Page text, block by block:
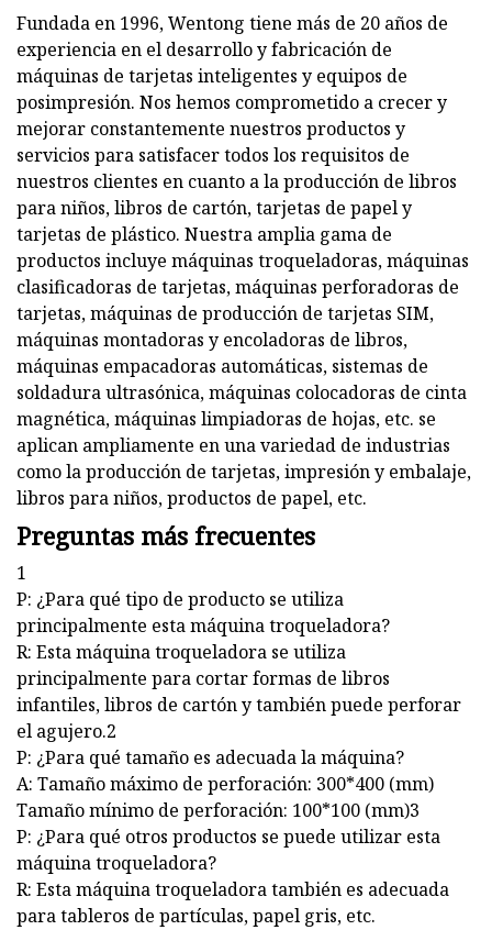
Fundada en 1996, Wentong tiene más de 20 años de
experiencia en el desarrollo y fabricación de
máquinas de tarjetas inteligentes y equipos de
posimpresión. Nos hemos comprometido a crecer y
mejorar constantemente nuestros productos y
servicios para satisfacer todos los requisitos de
nuestros clientes en cuanto a la producción de libros
para niños, libros de cartón, tarjetas de papel y
tarjetas de plástico. Nuestra amplia gama de
productos incluye máquinas troqueladoras, máquinas
clasificadoras de tarjetas, máquinas perforadoras de
tarjetas, máquinas de producción de tarjetas SIM,
máquinas montadoras y encoladoras de libros,
máquinas empacadoras automáticas, sistemas de
soldadura ultrasónica, máquinas colocadoras de cinta
magnética, máquinas limpiadoras de hojas, etc. se
aplican ampliamente en una variedad de industrias
como la producción de tarjetas, impresión y embalaje,
libros para niños, productos de papel, etc.
Preguntas más frecuentes
1
P: ¿Para qué tipo de producto se utiliza
principalmente esta máquina troqueladora?
R: Esta máquina troqueladora se utiliza
principalmente para cortar formas de libros
infantiles, libros de cartón y también puede perforar
el agujero.2
P: ¿Para qué tamaño es adecuada la máquina?
A: Tamaño máximo de perforación: 300*400 (mm)
Tamaño mínimo de perforación: 100*100 (mm)3
P: ¿Para qué otros productos se puede utilizar esta
máquina troqueladora?
R: Esta máquina troqueladora también es adecuada
para tableros de partículas, papel gris, etc.